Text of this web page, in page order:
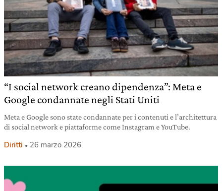
“I social network creano dipendenza”: Meta e
Google condannate negli Stati Uniti
Meta e Google sono state condannate per i contenuti e l’architettura
di social network e piattaforme come Instagram e YouTube.
Diritti 26 marzo 2026